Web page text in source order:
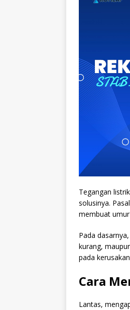
Tegangan
solusinya.
membuat
Pada
kurang,
pada
Cara
Lantas,